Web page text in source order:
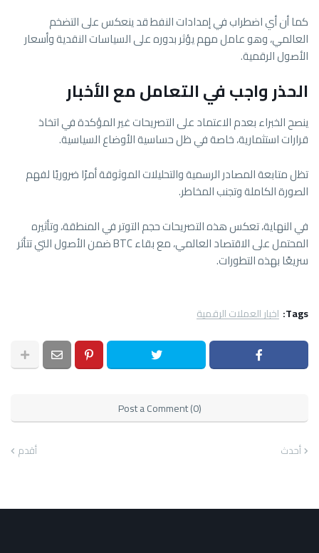
كما أن أي اضطراب في إمدادات النفط قد ينعكس على التضخم
العالمي، وهو عامل مهم يؤثر بدوره على السياسات النقدية وأسعار
الأصول الرقمية.
الحذر واجب في التعامل مع الأخبار
ينصح الخبراء بعدم الاعتماد على التصريحات غير المؤكدة في اتخاذ
قرارات استثمارية، خاصة في ظل حساسية الأوضاع السياسية.
تظل متابعة المصادر الرسمية والتحليلات الموثوقة أمرًا ضروريًا لفهم
الصورة الكاملة وتجنب المخاطر.
في النهاية، تعكس هذه التصريحات حجم التوتر في المنطقة، وتأثيره
المحتمل على الاقتصاد العالمي، مع بقاء BTC ضمن الأصول التي تتأثر
سريعًا بهذه التطورات.
Tags: اخبار العملات الرقمية
Post a Comment (0)
أحدث أقدم